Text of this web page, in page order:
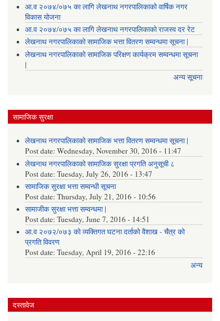
आ.व २०७४/०७५ का लागि लेखनाथ नगरपालिकाको वार्षिक नगर
विकास योजना
आ.व २०७४/०७५ का लागि लेखनाथ नगरपालिकाको राजस्व दर रेट
लेखनाथ नगरपालिकाको सामाजिक भत्ता वितरण सम्वन्धमा सूचना |
लेखनाथ नगरपालिकाको सामाजिक परिक्षण कार्यक्रम सम्वन्धमा सूचना
|
अन्य सूचना
सामाजिक सुरक्षा
लेखनाथ नगरपालिकाको सामाजिक भत्ता वितरण सम्वन्धमा सूचना |
Post date:Wednesday, November 30, 2016 - 11:47
लेखनाथ नगरपालिकाको सामाजिक सुरक्षा प्रगति अनुसूची ८
Post date:Tuesday, July 26, 2016 - 13:47
सामाजिक सुरक्षा भत्ता सम्वन्धी सूचना
Post date:Thursday, July 21, 2016 - 10:56
सामाजीक सुरक्षा भत्ता सम्वन्धमा |
Post date:Tuesday, June 7, 2016 - 14:51
आ.व २०७२/०७३ को व्यक्तिगत घटना दर्ताको वैशाख - चैत्र को
प्रगति विवरण
Post date:Tuesday, April 19, 2016 - 22:16
अन्य
दस्तावेज